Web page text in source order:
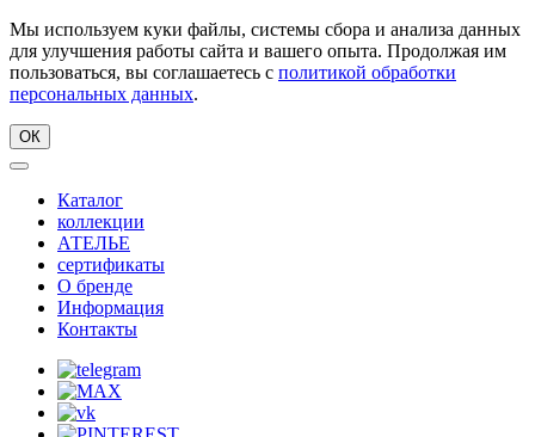
Мы используем куки файлы, системы сбора и анализа данных
для улучшения работы сайта и вашего опыта. Продолжая им
пользоваться, вы соглашаетесь с политикой обработки
персональных данных.
ОК
Каталог
коллекции
АТЕЛЬЕ
сертификаты
О бренде
Информация
Контакты